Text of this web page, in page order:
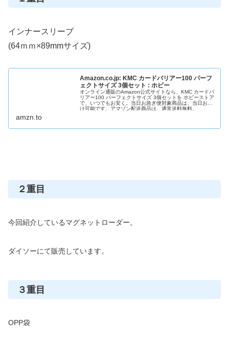
インナースリーブ
(64ｍｍ×89mmサイズ)
Amazon.co.jp: KMC カードバリアー100 パーフ
ェクトサイズ 3個セット : ホビー
オンライン通販のAmazon公式サイトなら、KMC カードバ
リアー100 パーフェクトサイズ 3個セットを ホビーストア
で、いつでもお安く。当日お急ぎ便対象商品は、当日お届
け可能です。アマゾン配送商品は、通常送料無料。
amzn.to
２重目
今回紹介しているマグネットローダー。
ダイソーにて販売しています。
３重目
OPP袋